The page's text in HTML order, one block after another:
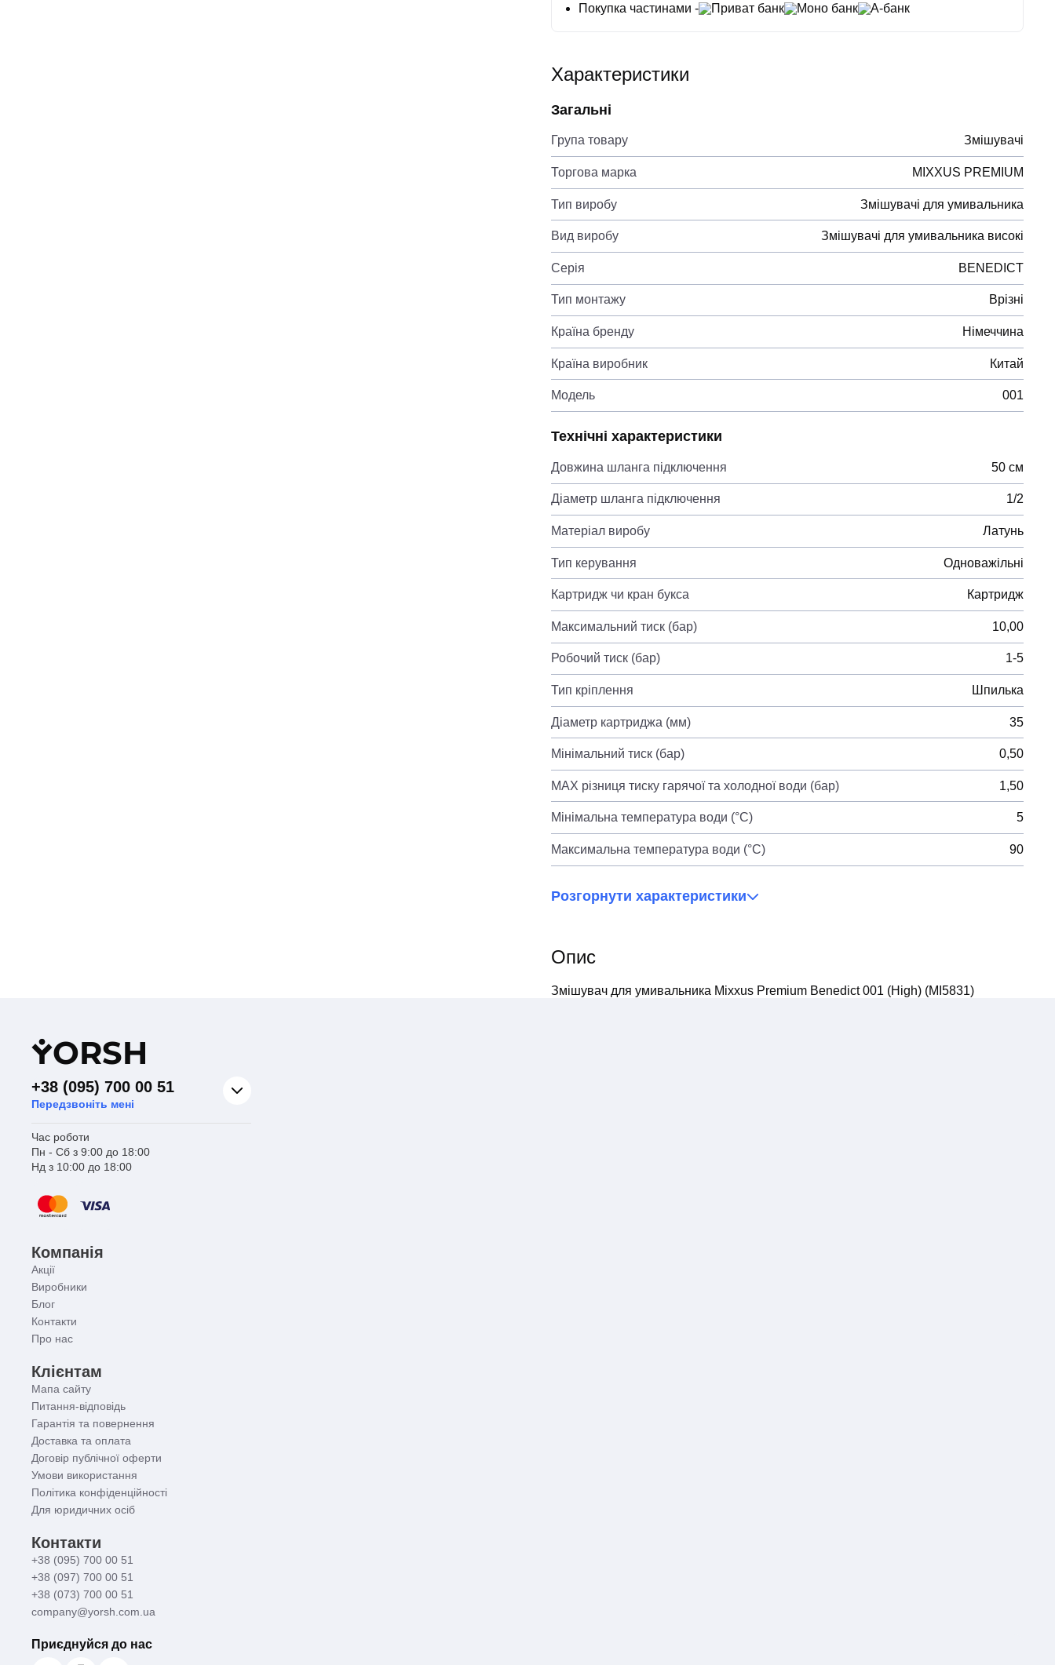
Покупка частинами -
Приват банк Моно банк А-банк
Характеристики
Загальні
Група товару Змішувачі
Торгова марка MIXXUS PREMIUM
Тип виробу Змішувачі для умивальника
Вид виробу Змішувачі для умивальника високі
Серія BENEDICT
Тип монтажу Врізні
Країна бренду Німеччина
Країна виробник Китай
Модель 001
Технічні характеристики
Довжина шланга підключення 50 см
Діаметр шланга підключення 1/2
Матеріал виробу Латунь
Тип керування Одноважільні
Картридж чи кран букса Картридж
Максимальний тиск (бар) 10,00
Робочий тиск (бар) 1-5
Тип кріплення Шпилька
Діаметр картриджа (мм) 35
Мінімальний тиск (бар) 0,50
MAX різниця тиску гарячої та холодної води (бар) 1,50
Мінімальна температура води (°C) 5
Максимальна температура води (°C) 90
Розгорнути характеристики
Опис
Змішувач для умивальника Mixxus Premium Benedict 001 (High) (MI5831)
YORSH
+38 (095) 700 00 51
Передзвоніть мені
Час роботи
Пн - Сб з 9:00 до 18:00
Нд з 10:00 до 18:00
Компанія
Акції
Виробники
Блог
Контакти
Про нас
Клієнтам
Мапа сайту
Питання-відповідь
Гарантія та повернення
Доставка та оплата
Договір публічної оферти
Умови використання
Політика конфіденційності
Для юридичних осіб
Контакти
+38 (095) 700 00 51
+38 (097) 700 00 51
+38 (073) 700 00 51
company@yorsh.com.ua
Приєднуйся до нас